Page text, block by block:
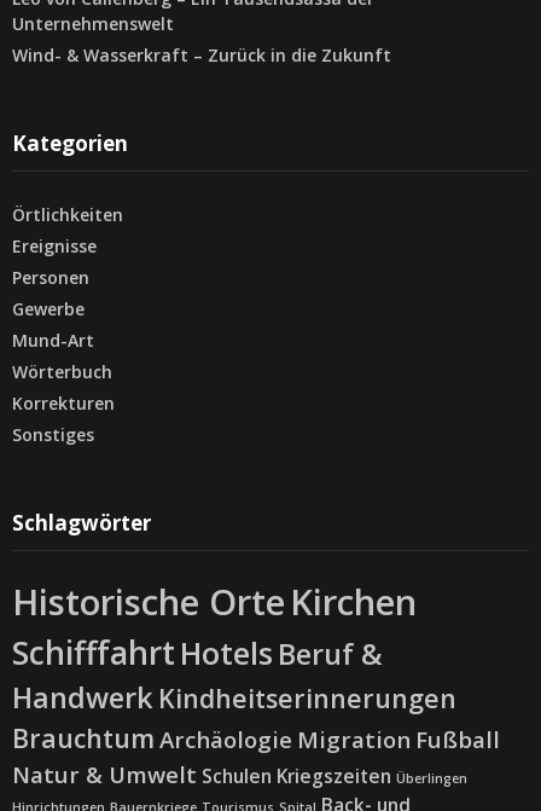
Unternehmenswelt
Wind- & Wasserkraft – Zurück in die Zukunft
Kategorien
Örtlichkeiten
Ereignisse
Personen
Gewerbe
Mund-Art
Wörterbuch
Korrekturen
Sonstiges
Schlagwörter
Historische Orte Kirchen
Schifffahrt Hotels Beruf &
Handwerk Kindheitserinnerungen
Brauchtum Archäologie Migration Fußball
Natur & Umwelt Schulen Kriegszeiten Überlingen
Hinrichtungen Bauernkriege Tourismus Spital Back- und